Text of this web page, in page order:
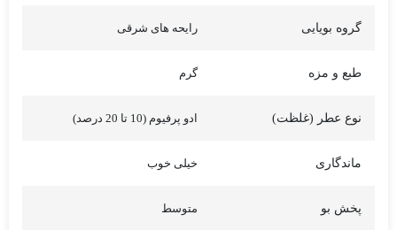
گروه بویایی رایحه های شرقی
طبع و مزه گرم
نوع عطر (غلظت) ادو پرفیوم (10 تا 20 درصد)
ماندگاری خیلی خوب
پخش بو متوسط